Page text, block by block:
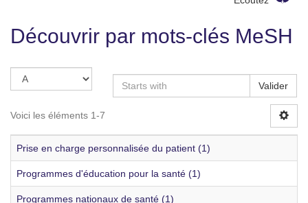
Découvrir par mots-clés MeSH
Valider
Voici les éléments 1-7
Prise en charge personnalisée du patient (1)
Programmes d'éducation pour la santé (1)
Programmes nationaux de santé (1)